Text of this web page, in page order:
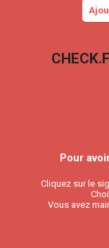
Pour
Cliquez sur le
Vous avez